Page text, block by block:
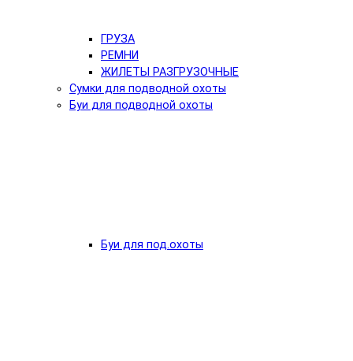
ГРУЗА
РЕМНИ
ЖИЛЕТЫ РАЗГРУЗОЧНЫЕ
Сумки для подводной охоты
Буи для подводной охоты
Буи для под.охоты